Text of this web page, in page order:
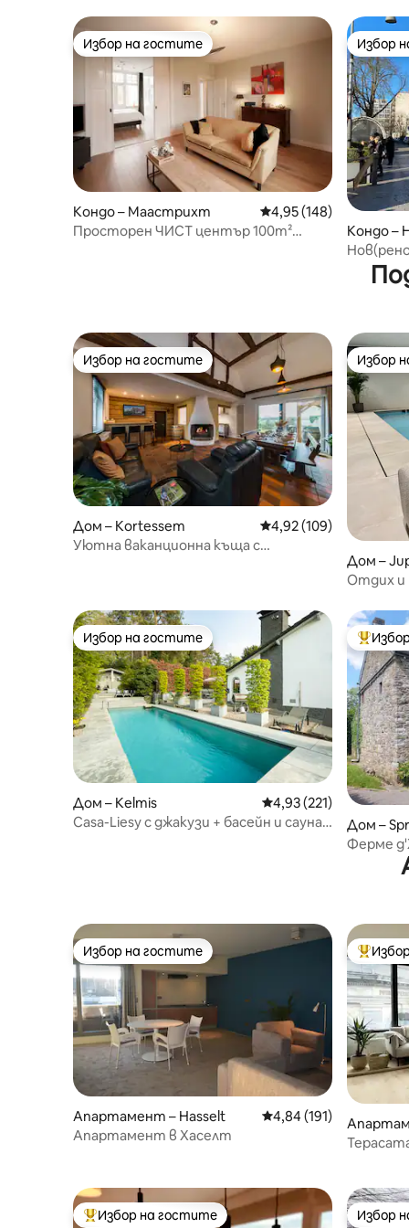
Избор на гостите
Избор на гостите
Кондо – Маастрихт Средна оценка: 4,95
4,95 (148)
Просторен ЧИСТ център 100m²
Избор
Избор
Кондо –
място 2
Избор на гостите
Избор на гостите
Дом – Kortessem Средна оценка: 4,92
4,92 (109)
Уютна ваканционна къща с
Избор
Избор
Дом –
Отдих и
Избор на гостите
Избор на гостите
Дом – Kelmis Средна оценка: 4,93
4,93 (221)
Casa-Liesy с джакузи + басейн и сауна
Най-
Дом –
Ферме
Избор на гостите
Избор на гостите
Апартамент – Hasselt Средна оценка: 4,84
4,84 (191)
Апартамент в Хаселт
Най-
Най-популярен избор на гостите
Избор на гостите Избор
Избор